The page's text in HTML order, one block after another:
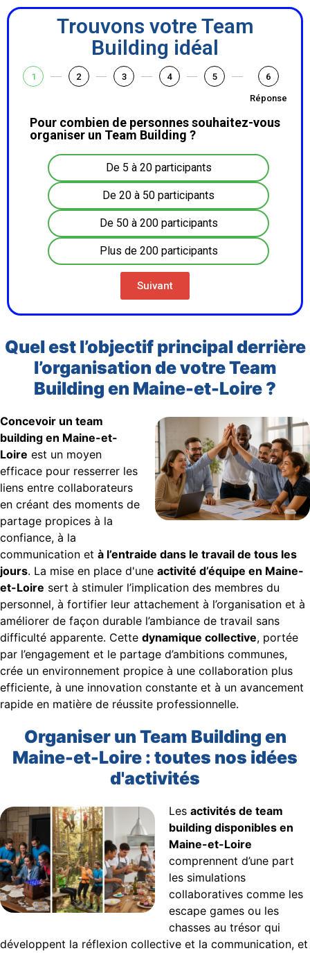
Trouvons votre Team
Building idéal
1 2 3 4 5 6
Réponse
Pour combien de personnes souhaitez-vous
organiser un Team Building ?
De 5 à 20 participants
De 20 à 50 participants
De 50 à 200 participants
Plus de 200 participants
Suivant
Quel est l’objectif principal derrière
l’organisation de votre Team
Building en Maine-et-Loire ?
Concevoir un team
building en Maine-et-
Loire est un moyen
efficace pour resserrer les
liens entre collaborateurs
en créant des moments de
partage propices à la
confiance, à la
communication et à l’entraide dans le travail de tous les
jours. La mise en place d'une activité d’équipe en Maine-
et-Loire sert à stimuler l’implication des membres du
personnel, à fortifier leur attachement à l’organisation et à
améliorer de façon durable l’ambiance de travail sans
difficulté apparente. Cette dynamique collective, portée
par l’engagement et le partage d’ambitions communes,
crée un environnement propice à une collaboration plus
efficiente, à une innovation constante et à un avancement
rapide en matière de réussite professionnelle.
Organiser un Team Building en
Maine-et-Loire : toutes nos idées
d'activités
Les activités de team
building disponibles en
Maine-et-Loire
comprennent d’une part
les simulations
collaboratives comme les
escape games ou les
chasses au trésor qui
développent la réflexion collective et la communication, et